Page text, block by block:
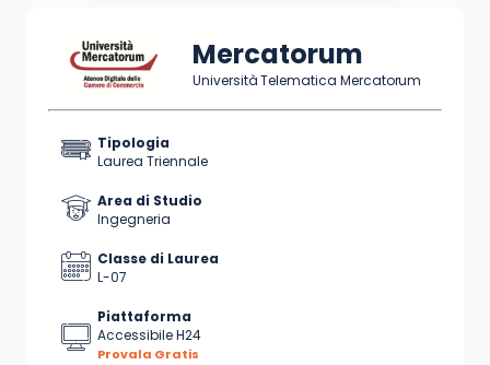
Mercatorum
Università Telematica Mercatorum
Tipologia
Laurea Triennale
Area di Studio
Ingegneria
Classe di Laurea
L-07
Piattaforma
Accessibile H24
Provala Gratis